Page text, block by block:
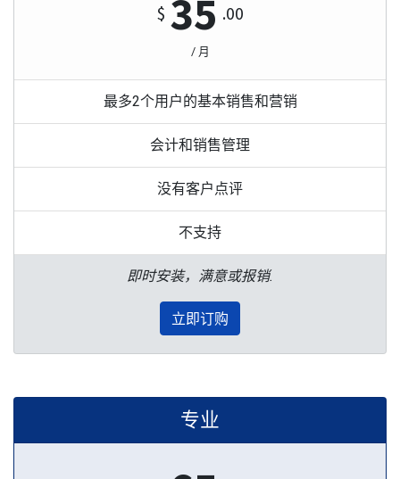
$ 35 .00
/ 月
最多2个用户的基本销售和营销
会计和销售管理
没有客户点评
不支持
即时安装，满意或报销.
立即订购
专业